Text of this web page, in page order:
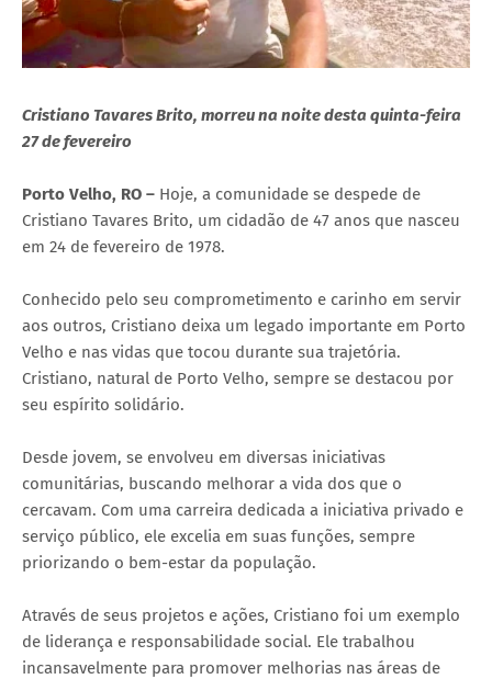
Cristiano Tavares Brito, morreu na noite desta quinta-feira
27 de fevereiro
Porto Velho, RO – Hoje, a comunidade se despede de
Cristiano Tavares Brito, um cidadão de 47 anos que nasceu
em 24 de fevereiro de 1978.
Conhecido pelo seu comprometimento e carinho em servir
aos outros, Cristiano deixa um legado importante em Porto
Velho e nas vidas que tocou durante sua trajetória.
Cristiano, natural de Porto Velho, sempre se destacou por
seu espírito solidário.
Desde jovem, se envolveu em diversas iniciativas
comunitárias, buscando melhorar a vida dos que o
cercavam. Com uma carreira dedicada a iniciativa privado e
serviço público, ele excelia em suas funções, sempre
priorizando o bem-estar da população.
Através de seus projetos e ações, Cristiano foi um exemplo
de liderança e responsabilidade social. Ele trabalhou
incansavelmente para promover melhorias nas áreas de